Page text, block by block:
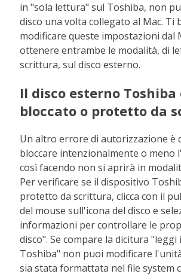
in "sola lettura" sul Toshiba, non
disco una volta collegato al Mac. Ti
modificare queste impostazioni dal
ottenere entrambe le modalità, di
scrittura, sul disco esterno.
Il disco esterno Toshiba
bloccato o protetto da
Un altro errore di autorizzazione è
bloccare intenzionalmente o meno
così facendo non si aprirà in
Per verificare se il dispositivo
protetto da scrittura, clicca con il
del mouse sull'icona del disco e
informazioni per controllare le
disco". Se compare la dicitura "leggi
Toshiba" non puoi modificare
sia stata formattata nel file system